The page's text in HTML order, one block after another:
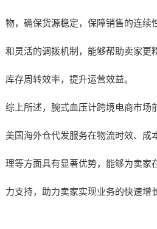
物，确保货源稳定，保障销售的连续
和灵活的调拨机制，能够帮助卖家更
库存周转效率，提升运营效益。
综上所述，腕式血压计跨境电商市场
美国海外仓代发服务在物流时效、成
理等方面具有显著优势，能够为卖家
力支持，助力卖家实现业务的快速增